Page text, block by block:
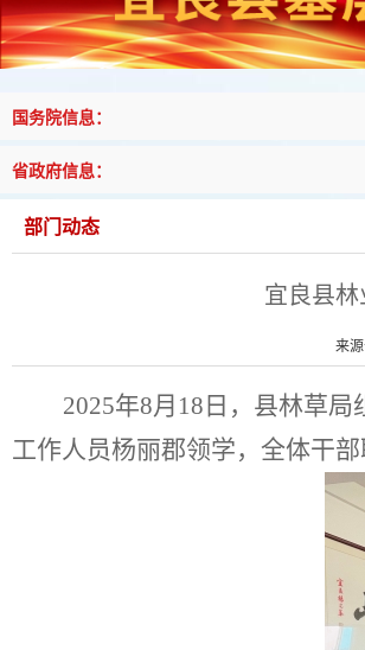
国务院信息：
省政府信息：
部门动态
宜良县
来
2025年8月 18 日，县林草局
工作人员杨丽郡领学，全体干